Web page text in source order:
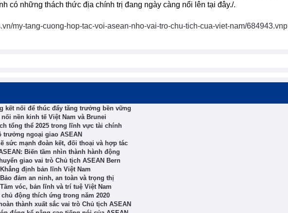
có những thách thức địa chính trị đang ngày càng nổi lên tại đây./.
my-tang-cuong-hop-tac-voi-asean-nho-vai-tro-chu-tich-cua-viet-nam/684943.vnp
kết nối để thúc đẩy tăng trưởng bền vững
nền kinh tế Việt Nam và Brunei
tổng thể 2025 trong lĩnh vực tài chính
trưởng ngoại giao ASEAN
sức mạnh đoàn kết, đối thoại và hợp tác
Biến tầm nhìn thành hành động
giao vai trò Chủ tịch ASEAN Bern
định bản lĩnh Việt Nam
đảm an ninh, an toàn và trọng thị
vóc, bản lĩnh và trí tuệ Việt Nam
động thích ứng trong năm 2020
thành xuất sắc vai trò Chủ tịch ASEAN